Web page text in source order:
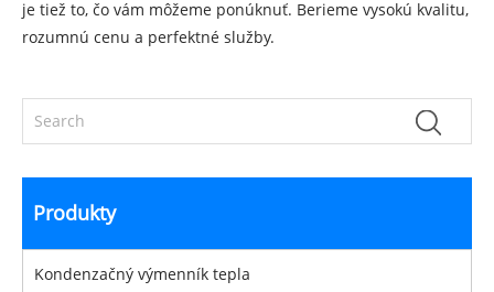
je tiež to, čo vám môžeme ponúknuť. Berieme vysokú kvalitu,
rozumnú cenu a perfektné služby.
Produkty
Kondenzačný výmenník tepla